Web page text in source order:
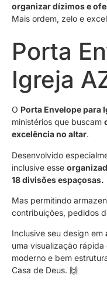
organizar dízimos e
Mais ordem, zelo e
Porta
Igreja
O Porta Envelope para
ministérios que buscam
excelência no altar.
Desenvolvido
inclusive esse
18 divisões espaçosas.
Mas permitindo
contribuições, pedidos
Inclusive seu design em
uma visualização
moderno e bem
Casa de Deus. 🙌